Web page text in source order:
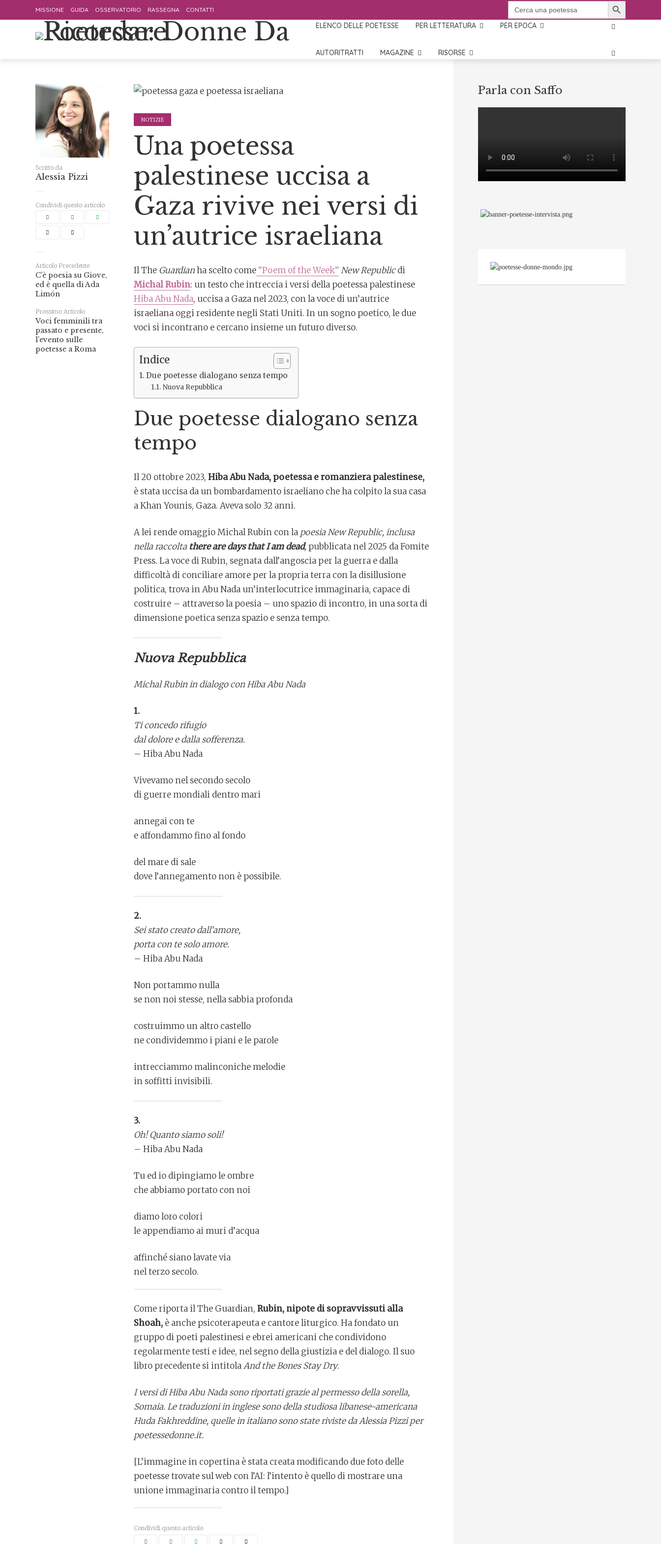
MISSIONE GUIDA OSSERVATORIO RASSEGNA CONTATTI
SEARCH
FOR:
ELENCO DELLE POETESSE PER LETTERATURA PER EPOCA
AUTORITRATTI MAGAZINE RISORSE
Scritto da
Alessia Pizzi
Condividi questo articolo
Articolo Precedente
C’è poesia su Giove,
ed è quella di Ada
Limón
Prossimo Articolo
Voci femminili tra
passato e presente,
l’evento sulle
poetesse a Roma
NOTIZIE
Una poetessa
palestinese uccisa a
Gaza rivive nei versi di
un’autrice israeliana
Il The Guardianha scelto come “Poem of the Week”New Republicdi
Michal Rubin: un testo che intreccia i versi della poetessa palestinese
Hiba Abu Nada, uccisa a Gaza nel 2023, con la voce di un’autrice
israeliana oggi residente negli Stati Uniti. In un sogno poetico, le due
voci si incontrano e cercano insieme un futuro diverso.
Indice
Due poetesse dialogano senza tempo
Nuova Repubblica
Due poetesse dialogano senza
tempo
Il 20 ottobre 2023, Hiba Abu Nada, poetessa e romanziera palestinese,
è stata uccisa da un bombardamento israeliano che ha colpito la sua casa
a Khan Younis, Gaza. Aveva solo 32 anni.
A lei rende omaggio Michal Rubin con la poesia New Republic, inclusa
nella raccolta there are days that I am dead, pubblicata nel 2025 da Fomite
Press. La voce di Rubin, segnata dall’angoscia per la guerra e dalla
difficoltà di conciliare amore per la propria terra con la disillusione
politica, trova in Abu Nada un’interlocutrice immaginaria, capace di
costruire – attraverso la poesia – uno spazio di incontro, in una sorta di
dimensione poetica senza spazio e senza tempo.
Nuova Repubblica
Michal Rubin in dialogo con Hiba Abu Nada
1.
Ti concedo rifugio
dal dolore e dalla sofferenza.
– Hiba Abu Nada
Vivevamo nel secondo secolo
di guerre mondiali dentro mari
annegai con te
e affondammo fino al fondo
del mare di sale
dove l’annegamento non è possibile.
2.
Sei stato creato dall’amore,
porta con te solo amore.
– Hiba Abu Nada
Non portammo nulla
se non noi stesse, nella sabbia profonda
costruimmo un altro castello
ne condividemmo i piani e le parole
intrecciammo malinconiche melodie
in soffitti invisibili.
3.
Oh! Quanto siamo soli!
– Hiba Abu Nada
Tu ed io dipingiamo le ombre
che abbiamo portato con noi
diamo loro colori
le appendiamo ai muri d’acqua
affinché siano lavate via
nel terzo secolo.
Come riporta il The Guardian, Rubin, nipote di sopravvissuti alla
Shoah, è anche psicoterapeuta e cantore liturgico. Ha fondato un
gruppo di poeti palestinesi e ebrei americani che condividono
regolarmente testi e idee, nel segno della giustizia e del dialogo. Il suo
libro precedente si intitolaAnd the Bones Stay Dry.
I versi di Hiba Abu Nada sono riportati grazie al permesso della sorella,
Somaia. Le traduzioni in inglese sono della studiosa libanese-americana
Huda Fakhreddine, quelle in italiano sono state riviste da Alessia Pizzi per
poetessedonne.it.
[L’immagine in copertina è stata creata modificando due foto delle
poetesse trovate sul web con l’AI: l’intento è quello di mostrare una
unione immaginaria contro il tempo.]
Condividi questo articolo
Parla con Saffo